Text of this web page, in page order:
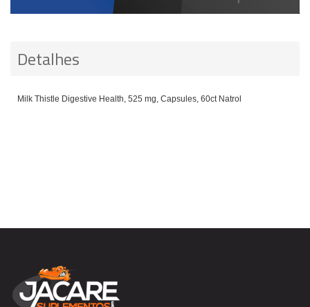
Detalhes
Milk Thistle Digestive Health, 525 mg, Capsules, 60ct Natrol